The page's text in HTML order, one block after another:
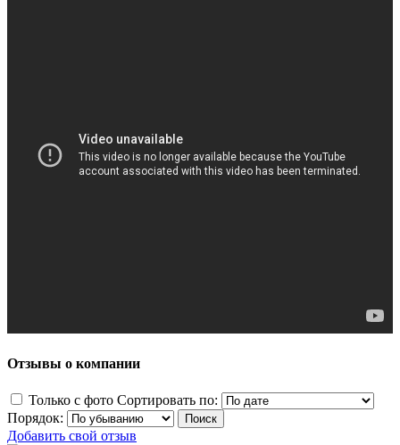
Отзывы о компании
Только с фото Сортировать по:
Порядок:
Добавить свой отзыв